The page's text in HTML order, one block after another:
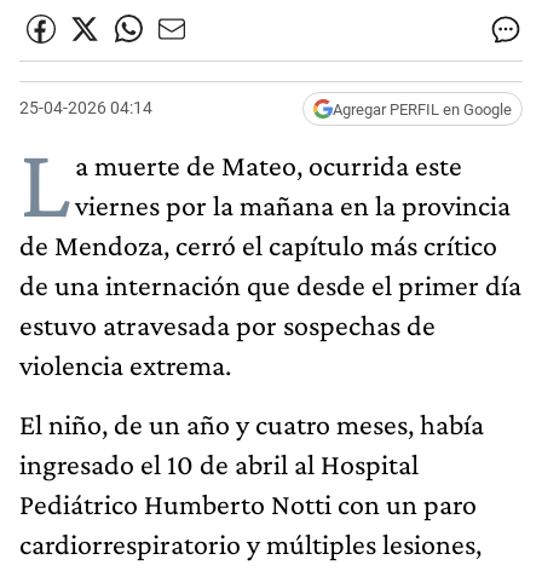
25-04-2026 04:14 Agregar PERFIL en Google
La muerte de Mateo, ocurrida este
viernes por la mañana en la provincia
de Mendoza, cerró el capítulo más crítico
de una internación que desde el primer día
estuvo atravesada por sospechas de
violencia extrema.
El niño, de un año y cuatro meses, había
ingresado el 10 de abril al Hospital
Pediátrico Humberto Notti con un paro
cardiorrespiratorio y múltiples lesiones,